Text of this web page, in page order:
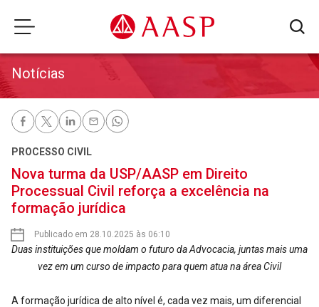
Notícias
PROCESSO CIVIL
Nova turma da USP/AASP em Direito
Processual Civil reforça a excelência na
formação jurídica
Publicado em 28.10.2025 às 06:10
Duas instituições que moldam o futuro da Advocacia, juntas mais uma
vez em um curso de impacto para quem atua na área Civil
A formação jurídica de alto nível é, cada vez mais, um diferencial